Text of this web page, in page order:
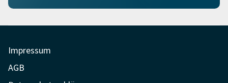
Impressum
AGB